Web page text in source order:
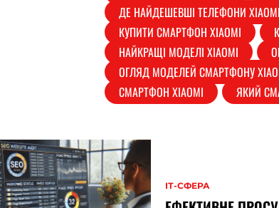
ДЕ НАЙДЕШЕВШІ ТЕЛЕФОНИ XIAOMI
КУПИТИ СМАРТФОН XIAOMI
НАЙКРАЩІ МОДЕЛІ XIAOMI
ОГЛЯД МОДЕЛЕЙ СМАРТФОНУ
СМАРТФОН XIAOMI
ЯКИЙ
ІТ-СФЕРА